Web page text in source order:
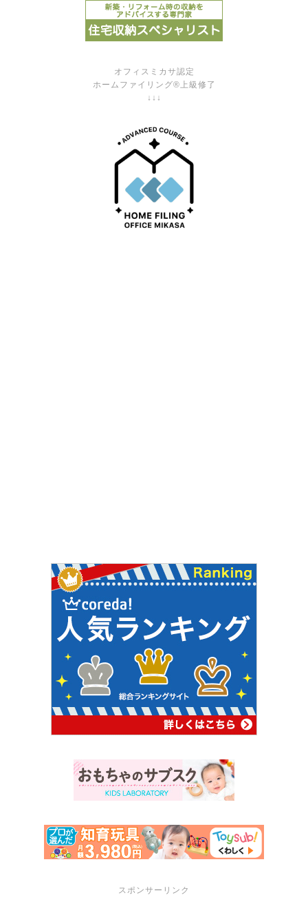
オフィスミカサ認定
ホームファイリング®上級修了
↓↓↓
スポンサーリンク